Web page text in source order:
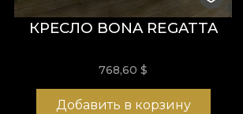
КРЕСЛО BONA REGATTA
768,60$
Добавить в корзину